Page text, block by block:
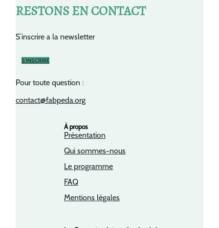
RESTONS EN CONTACT
S’inscrire a la newsletter
S’INSCRIRE
Pour toute question :
contact@fabpeda.org
À propos
Présentation
Qui sommes-nous
Le programme
FAQ
Mentions légales